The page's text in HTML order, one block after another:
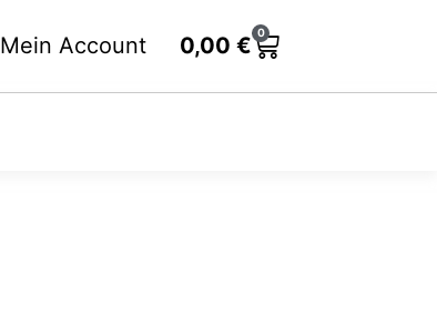
Mein Account 0,00 €
0
Cart